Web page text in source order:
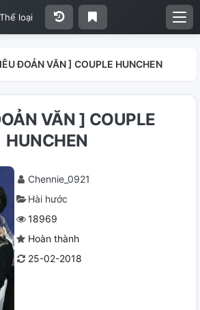
Thể loại
ĐOẢN VĂN ] COUPLE HUNCHEN
VĂN ] COUPLE
HUNCHEN
Chennie_0921
Hài hước
18969
Hoàn thành
25-02-2018